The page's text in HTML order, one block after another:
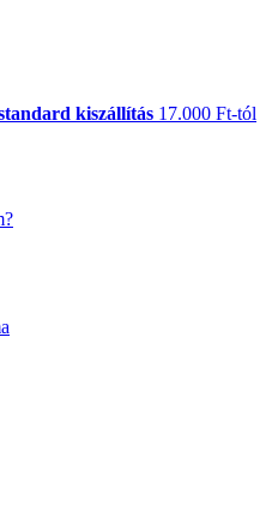
kiszállítás 17.000 Ft-tól